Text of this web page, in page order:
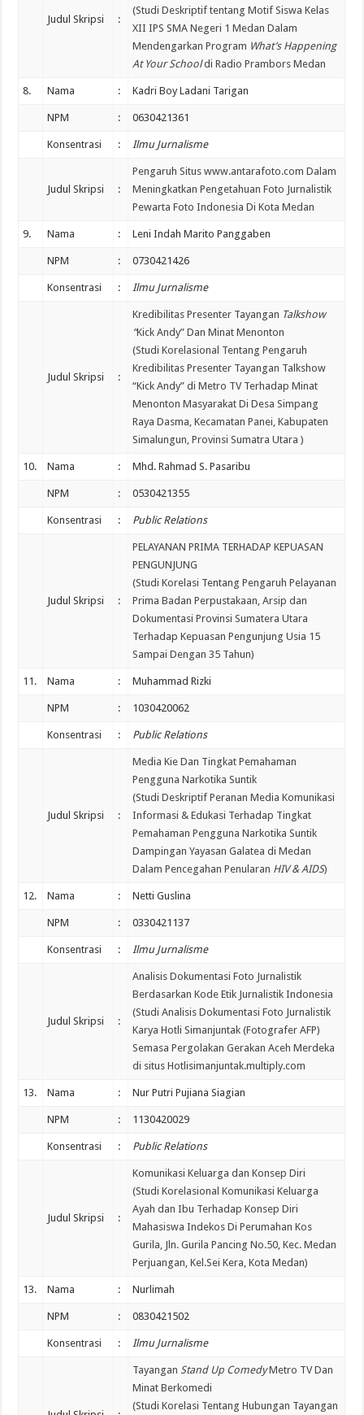
Judul Skripsi :
(Studi Deskriptif tentang Motif Siswa Kelas
XII IPS SMA Negeri 1 Medan Dalam
Mendengarkan Program What’s Happening
At Your Schooldi Radio Prambors Medan
8. Nama : Kadri Boy Ladani Tarigan
NPM : 0630421361
Konsentrasi : Ilmu Jurnalisme
Judul Skripsi :
Pengaruh Situs www.antarafoto.com Dalam
Meningkatkan Pengetahuan Foto Jurnalistik
Pewarta Foto Indonesia Di Kota Medan
9. Nama : Leni Indah Marito Panggaben
NPM : 0730421426
Konsentrasi : Ilmu Jurnalisme
Judul Skripsi :
Kredibilitas Presenter Tayangan Talkshow
“Kick Andy” Dan Minat Menonton
(Studi Korelasional Tentang Pengaruh
Kredibilitas Presenter Tayangan Talkshow
“Kick Andy” di Metro TV Terhadap Minat
Menonton Masyarakat Di Desa Simpang
Raya Dasma, Kecamatan Panei, Kabupaten
Simalungun, Provinsi Sumatra Utara )
10. Nama : Mhd. Rahmad S. Pasaribu
NPM : 0530421355
Konsentrasi : Public Relations
Judul Skripsi :
PELAYANAN PRIMA TERHADAP KEPUASAN
PENGUNJUNG
(Studi Korelasi Tentang Pengaruh Pelayanan
Prima Badan Perpustakaan, Arsip dan
Dokumentasi Provinsi Sumatera Utara
Terhadap Kepuasan Pengunjung Usia 15
Sampai Dengan 35 Tahun)
11. Nama : Muhammad Rizki
NPM : 1030420062
Konsentrasi : Public Relations
Judul Skripsi :
Media Kie Dan Tingkat Pemahaman
Pengguna Narkotika Suntik
(Studi Deskriptif Peranan Media Komunikasi
Informasi & Edukasi Terhadap Tingkat
Pemahaman Pengguna Narkotika Suntik
Dampingan Yayasan Galatea di Medan
Dalam Pencegahan Penularan HIV & AIDS)
12. Nama : Netti Guslina
NPM : 0330421137
Konsentrasi : Ilmu Jurnalisme
Judul Skripsi :
Analisis Dokumentasi Foto Jurnalistik
Berdasarkan Kode Etik Jurnalistik Indonesia
(Studi Analisis Dokumentasi Foto Jurnalistik
Karya Hotli Simanjuntak (Fotografer AFP)
Semasa Pergolakan Gerakan Aceh Merdeka
di situs Hotlisimanjuntak.multiply.com
13. Nama : Nur Putri Pujiana Siagian
NPM : 1130420029
Konsentrasi : Public Relations
Judul Skripsi :
Komunikasi Keluarga dan Konsep Diri
(Studi Korelasional Komunikasi Keluarga
Ayah dan Ibu Terhadap Konsep Diri
Mahasiswa Indekos Di Perumahan Kos
Gurila, Jln. Gurila Pancing No.50, Kec. Medan
Perjuangan, Kel.Sei Kera, Kota Medan)
13. Nama : Nurlimah
NPM : 0830421502
Konsentrasi : Ilmu Jurnalisme
TayanganStand Up ComedyMetro TV Dan
Minat Berkomedi
(Studi Korelasi Tentang Hubungan Tayangan